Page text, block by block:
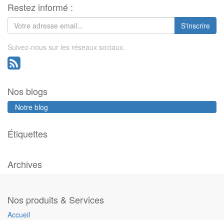
Restez informé :
S'inscrire
Suivez-nous sur les réseaux sociaux.
Nos blogs
Notre blog
Étiquettes
Archives
Nos produits & Services
Accueil